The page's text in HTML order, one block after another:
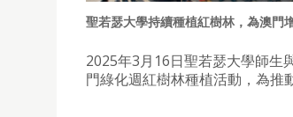
聖若瑟大學持續種植紅樹林，為澳門
2025年3月16日聖若瑟大學師生
門綠化週紅樹林種植活動，為推